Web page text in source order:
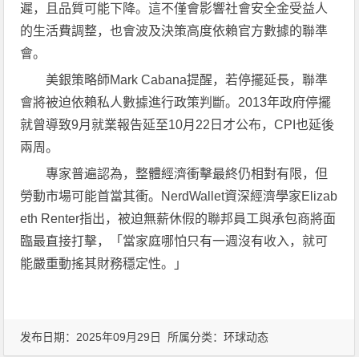
遲，且品質可能下降。這不僅會影響社會安全金受益人
的生活費調整，也會波及決策高度依賴官方數據的聯準
會。
美銀策略師Mark Cabana提醒，若停擺延長，聯準
會將被迫依賴私人數據進行政策判斷。2013年政府停擺
就曾導致9月就業報告延至10月22日才公布，CPI也延後
兩周。
專家普遍認為，整體經濟衝擊最終仍相對有限，但
勞動市場可能首當其衝。NerdWallet資深經濟學家Elizab
eth Renter指出，被迫無薪休假的聯邦員工與承包商將面
臨最直接打擊，「當家庭哪怕只有一週沒有收入，就可
能嚴重動搖其財務穩定性。」
发布日期：2025年09月29日 所属分类：环球动态